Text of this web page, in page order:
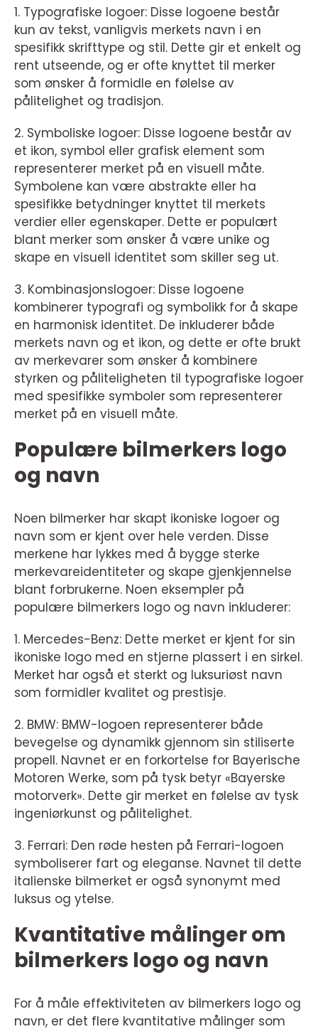
1. Typografiske logoer: Disse logoene består
kun av tekst, vanligvis merkets navn i en
spesifikk skrifttype og stil. Dette gir et enkelt og
rent utseende, og er ofte knyttet til merker
som ønsker å formidle en følelse av
pålitelighet og tradisjon.
2. Symboliske logoer: Disse logoene består av
et ikon, symbol eller grafisk element som
representerer merket på en visuell måte.
Symbolene kan være abstrakte eller ha
spesifikke betydninger knyttet til merkets
verdier eller egenskaper. Dette er populært
blant merker som ønsker å være unike og
skape en visuell identitet som skiller seg ut.
3. Kombinasjonslogoer: Disse logoene
kombinerer typografi og symbolikk for å skape
en harmonisk identitet. De inkluderer både
merkets navn og et ikon, og dette er ofte brukt
av merkevarer som ønsker å kombinere
styrken og påliteligheten til typografiske logoer
med spesifikke symboler som representerer
merket på en visuell måte.
Populære bilmerkers logo
og navn
Noen bilmerker har skapt ikoniske logoer og
navn som er kjent over hele verden. Disse
merkene har lykkes med å bygge sterke
merkevareidentiteter og skape gjenkjennelse
blant forbrukerne. Noen eksempler på
populære bilmerkers logo og navn inkluderer:
1. Mercedes-Benz: Dette merket er kjent for sin
ikoniske logo med en stjerne plassert i en sirkel.
Merket har også et sterkt og luksuriøst navn
som formidler kvalitet og prestisje.
2. BMW: BMW-logoen representerer både
bevegelse og dynamikk gjennom sin stiliserte
propell. Navnet er en forkortelse for Bayerische
Motoren Werke, som på tysk betyr «Bayerske
motorverk». Dette gir merket en følelse av tysk
ingeniørkunst og pålitelighet.
3. Ferrari: Den røde hesten på Ferrari-logoen
symboliserer fart og eleganse. Navnet til dette
italienske bilmerket er også synonymt med
luksus og ytelse.
Kvantitative målinger om
bilmerkers logo og navn
For å måle effektiviteten av bilmerkers logo og
navn, er det flere kvantitative målinger som